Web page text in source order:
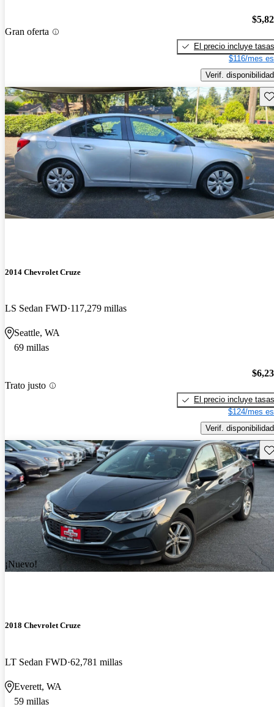
Gran oferta
El precio incluye tasas
$116/mes
Verif. disponibilidad
2014 Chevrolet Cruze
LS Sedan FWD 117,279 millas
Seattle, WA
69 millas
Trato justo
El precio incluye tasas
$124/mes
Verif. disponibilidad
¡Nuevo!
2018 Chevrolet Cruze
LT Sedan FWD 62,781 millas
Everett, WA
59 millas